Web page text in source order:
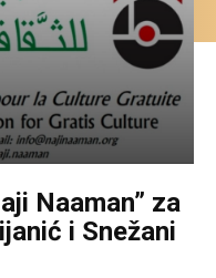
Naaman” za
i Snežani